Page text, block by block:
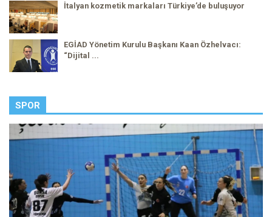
İtalyan kozmetik markaları Türkiye’de buluşuyor
EGİAD Yönetim Kurulu Başkanı Kaan Özhelvacı:
“Dijital ...
SPOR